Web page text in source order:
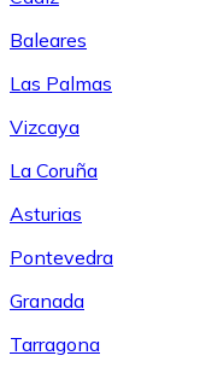
Baleares
Las Palmas
Vizcaya
La Coruña
Asturias
Pontevedra
Granada
Tarragona